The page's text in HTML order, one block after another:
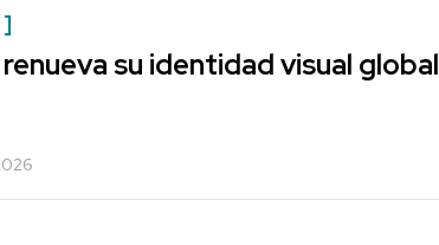
su identidad visual global